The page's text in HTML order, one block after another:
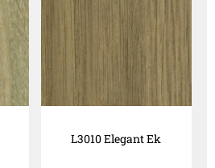
L3010 Elegant Ek